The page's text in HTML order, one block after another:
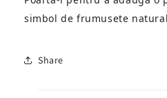
simbol de frumusete
Share